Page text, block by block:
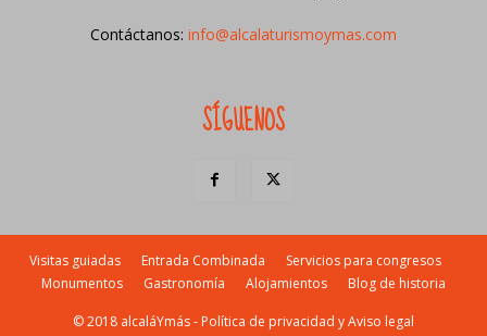
Contáctanos: info@alcalaturismoymas.com
SÍGUENOS
Visitas guiadas Entrada Combinada
Servicios para congresos
Monumentos
Gastronomía Alojamientos Blog de historia
© 2018 alcaláYmás - Política de privacidad y Aviso legal